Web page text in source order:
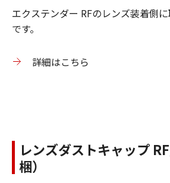
エクステンダー RFのレンズ装着側
です。
詳細はこちら
レンズダストキャップ
梱）